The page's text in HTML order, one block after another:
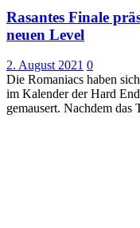
Rasantes Finale
neuen Level
2. August 2021 0
Die Romaniacs haben
im Kalender der Hard
gemausert. Nachdem das